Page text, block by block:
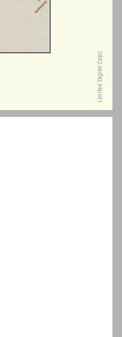
חשיבה מקרטעת: בחינה ביקורתית של תוכניות הלימודים במערכת החינוך ... 0